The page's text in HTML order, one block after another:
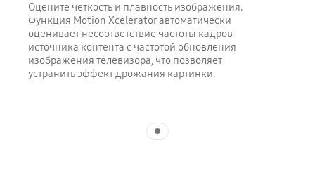
Оцените четкость и плавность изображения.
Функция Motion Xcelerator автоматически
оценивает несоответствие частоты кадров
источника контента с частотой обновления
изображения телевизора, что позволяет
устранить эффект дрожания картинки.